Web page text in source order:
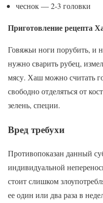
чеснок — 2-3 головки
Приготовление рецепта
Говяжьи ноги порубить, и
нужно сварить рубец,
мясу. Хаш можно считать
свободно отделяться от
зелень, специи.
Вред требухи
Противопоказан данный
индивидуальной
стоит слишком
ее один или два раза в